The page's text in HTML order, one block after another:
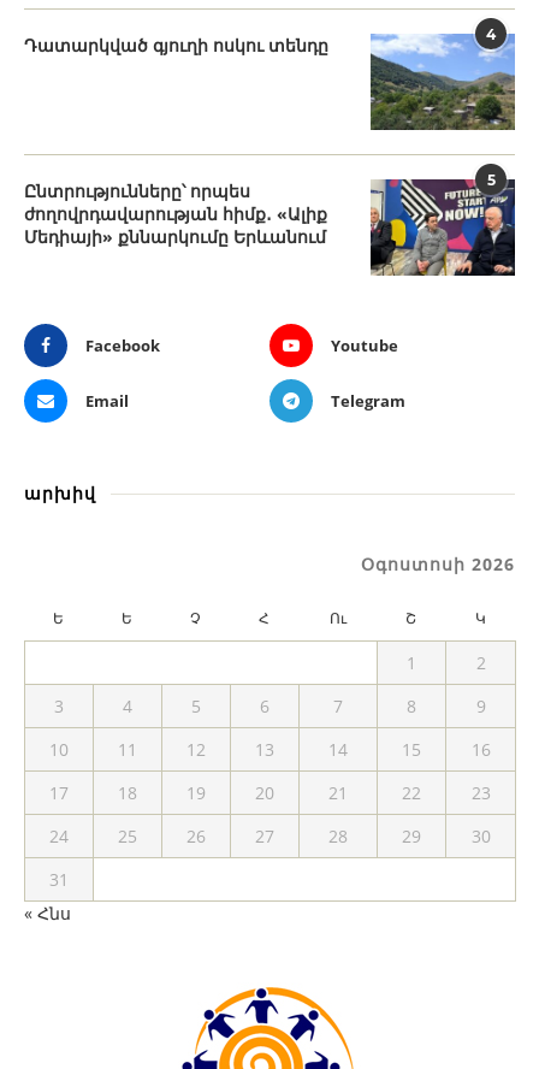
4
Դատարկված գյուղի ոսկու տենդը
5
Ընտրությունները՝ որպես
ժողովրդավարության հիմք․ «Ալիք
Մեդիայի» քննարկումը Երևանում
Facebook Youtube
Email Telegram
արխիվ
Օգոստոսի 2026
Ե Ե Չ Հ Ու Շ Կ
1
2
3
4 5 6 7 8
9
10
11 12 13 14 15
16
17
18 19 20 21 22
23
24
25 26 27 28 29
30
31
« Հնս